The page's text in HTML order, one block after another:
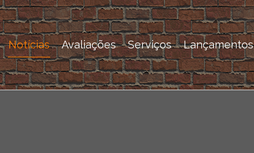
Notícias Avaliações Serviços Lançamentos